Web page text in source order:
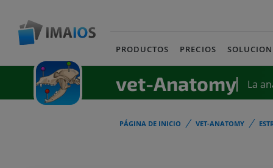
PRODUCTOS PRECIOS
vet-Anatomy La
PÁGINA DE INICIO VET-ANATOMY